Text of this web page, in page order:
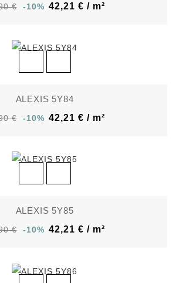
€ -10% 42,21 € / m²
ALEXIS 5Y84
€ -10% 42,21 € / m²
ALEXIS 5Y85
€ -10% 42,21 € / m²